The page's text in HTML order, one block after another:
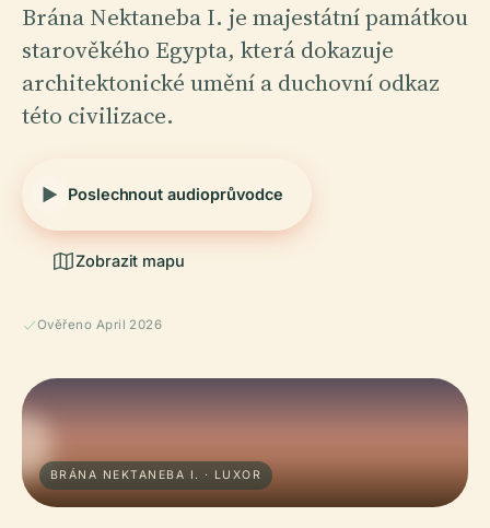
Brána Nektaneba I. je majestátní památkou
starověkého Egypta, která dokazuje
architektonické umění a duchovní odkaz
této civilizace.
Poslechnout audioprůvodce
Zobrazit mapu
Ověřeno April 2026
BRÁNA NEKTANEBA I. · LUXOR